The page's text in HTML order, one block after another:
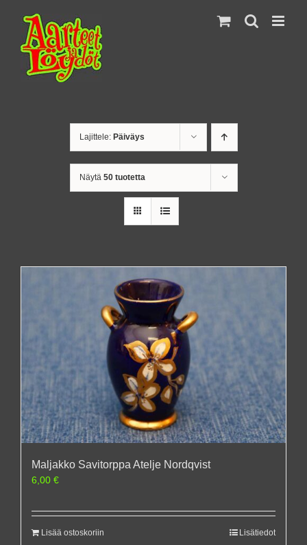
content
Lajittele: Päiväys
Näytä 50 tuotetta
Maljakko Savitorppa Atelje Nordqvist
6,00 €
Lisää ostoskoriin Lisätiedot